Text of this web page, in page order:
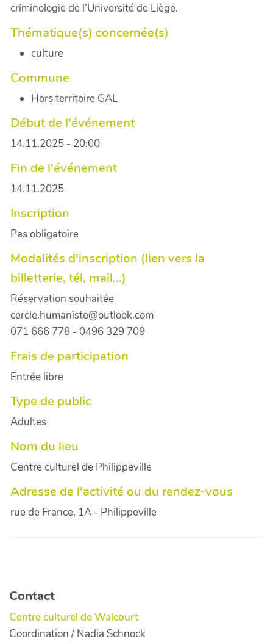
criminologie de l’Université de Liège.
Thématique(s) concernée(s)
culture
Commune
Hors territoire GAL
Début de l'événement
14.11.2025 - 20:00
Fin de l'événement
14.11.2025
Inscription
Pas obligatoire
Modalités d'inscription (lien vers la
billetterie, tél, mail...)
Réservation souhaitée
cercle.humaniste@outlook.com
071 666 778 - 0496 329 709
Frais de participation
Entrée libre
Type de public
Adultes
Nom du lieu
Centre culturel de Philippeville
Adresse de l'activité ou du rendez-vous
rue de France, 1A - Philippeville
Contact
Centre culturel de Walcourt
Coordination / Nadia Schnock